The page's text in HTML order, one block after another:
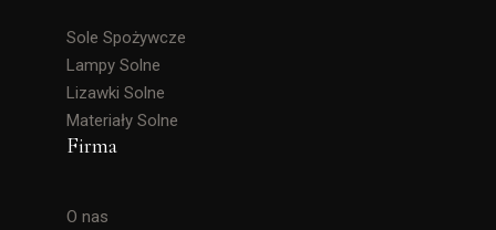
Sole Spożywcze
Lampy Solne
Lizawki Solne
Materiały Solne
Firma
O nas